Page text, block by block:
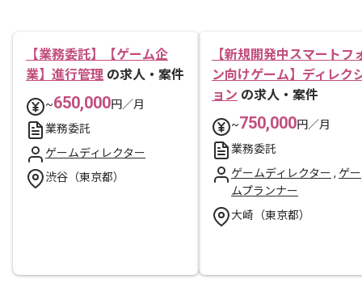
【業務委託】【ゲーム企
業】進行管理 の求人・案件
~650,000円／月
業務委託
ゲームディレクター
渋谷（東京都）
【新規開発中スマートフ
ン向けゲーム】ディレク
ョン の求人・案件
~750,000円／月
業務委託
ゲームディレクター , ゲー
ムプランナー
大崎（東京都）